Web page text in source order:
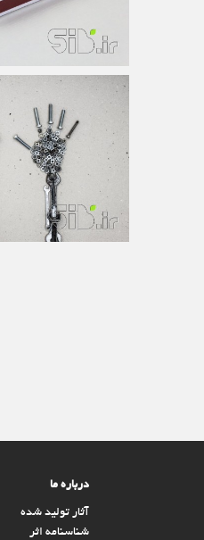
درباره ما
آثار تولید شده
شناسنامه اثر